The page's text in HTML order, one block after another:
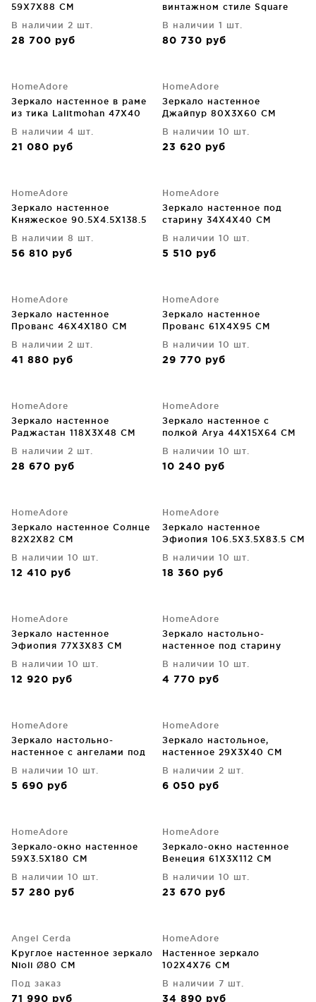
59X7X88 CM
В наличии 2 шт.
28 700 руб
винтажном стиле Square
В наличии 1 шт.
80 730 руб
HomeAdore
Зеркало настенное в раме
из тика Lalitmohan 47X40
В наличии 4 шт.
21 080 руб
HomeAdore
Зеркало настенное
Джайпур 80X3X60 CM
В наличии 10 шт.
23 620 руб
HomeAdore
Зеркало настенное
Княжеское 90.5X4.5X138.5
В наличии 8 шт.
56 810 руб
HomeAdore
Зеркало настенное под
старину 34X4X40 CM
В наличии 10 шт.
5 510 руб
HomeAdore
Зеркало настенное
Прованс 46X4X180 CM
В наличии 2 шт.
41 880 руб
HomeAdore
Зеркало настенное
Прованс 61X4X95 CM
В наличии 10 шт.
29 770 руб
HomeAdore
Зеркало настенное
Раджастан 118X3X48 CM
В наличии 2 шт.
28 670 руб
HomeAdore
Зеркало настенное с
полкой Arya 44X15X64 CM
В наличии 10 шт.
10 240 руб
HomeAdore
Зеркало настенное Солнце
82X2X82 CM
В наличии 10 шт.
12 410 руб
HomeAdore
Зеркало настенное
Эфиопия 106.5X3.5X83.5 CM
В наличии 10 шт.
18 360 руб
HomeAdore
Зеркало настенное
Эфиопия 77X3X83 CM
В наличии 10 шт.
12 920 руб
HomeAdore
Зеркало настольно-
настенное под старину
В наличии 10 шт.
4 770 руб
HomeAdore
Зеркало настольно-
настенное с ангелами под
В наличии 10 шт.
5 690 руб
HomeAdore
Зеркало настольное,
настенное 29X3X40 CM
В наличии 2 шт.
6 050 руб
HomeAdore
Зеркало-окно настенное
59X3.5X180 CM
В наличии 10 шт.
57 280 руб
HomeAdore
Зеркало-окно настенное
Венеция 61X3X112 CM
В наличии 10 шт.
23 670 руб
Angel Cerda
Круглое настенное зеркало
Nioli Ø80 CM
Под заказ
71 990 руб
HomeAdore
Настенное зеркало
102X4X76 CM
В наличии 7 шт.
34 890 руб